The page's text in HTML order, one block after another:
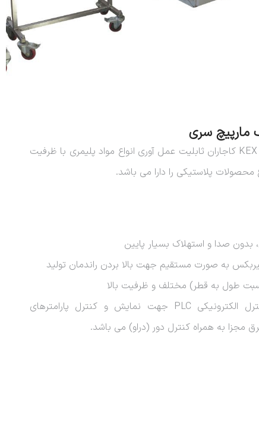
اکستودرهای تک مارپیج سری KEX کاجاران ثابلیت عمل آوری انواع مواد پلیمری با ظرفیت
پلاستیکی را دارا می باشد.
بدون صدا و استهلاک بسیار پایین
به صورت مستقیم جهت بالا بردن راندمان تولید
محهز به سیستم کنترل الکترونیکی PLC جهت نمایش و کنترل پارامترهای
مجزا به همراه کنترل دور (دراو) می باشد.